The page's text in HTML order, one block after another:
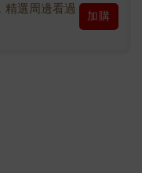
選周邊看過
加購